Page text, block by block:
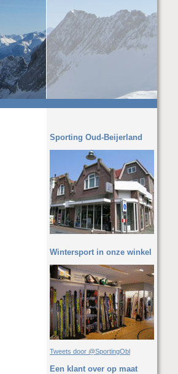
Sporting Oud-Beijerland
Wintersport in onze winkel
Tweets door @SportingObl
Een klant over op maat